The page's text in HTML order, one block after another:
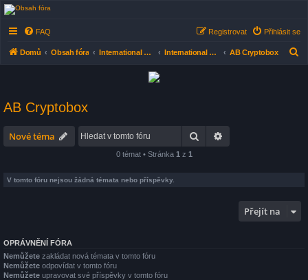
fórum (Satelity, DVB-
T/T2, DVB-C, IPTV)
Česko-Slovenské diskusní fórum nejen o satelitním příjmu ale i vše kolem elektroniky .
FAQ Přihlásit se
Registrovat
Domů Obsah fóra International Board International Board AB Cryptobox
AB Cryptobox
Nové téma Hledat
0 témat • Stránka 1 z 1
V tomto fóru nejsou žádná témata nebo příspěvky.
Přejít na
OPRÁVNĚNÍ FÓRA
Nemůžete zakládat nová témata v tomto fóru
Nemůžete odpovídat v tomto fóru
Nemůžete upravovat své příspěvky v tomto fóru